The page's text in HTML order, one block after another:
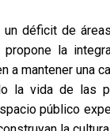
déficit de
la
a mantener una
la vida de las
público